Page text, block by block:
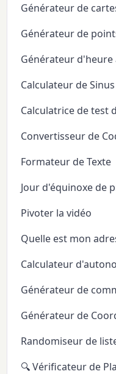
Générateur de
Générateur de
Générateur d'heure
Calculateur de Sinus
Calculatrice de test
Convertisseur de
Formateur de Texte
Jour d'équinoxe de
Pivoter la vidéo
Quelle est mon
Calculateur
Générateur de
Générateur de
Randomiseur de
🔍 Vérificateur de